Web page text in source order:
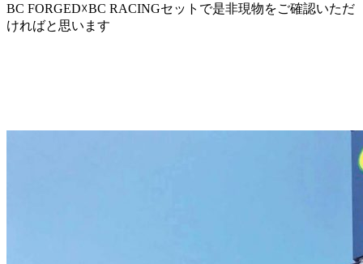
BC FORGED☓BC RACINGセットで是非現物をご確認いただ
ければと思います